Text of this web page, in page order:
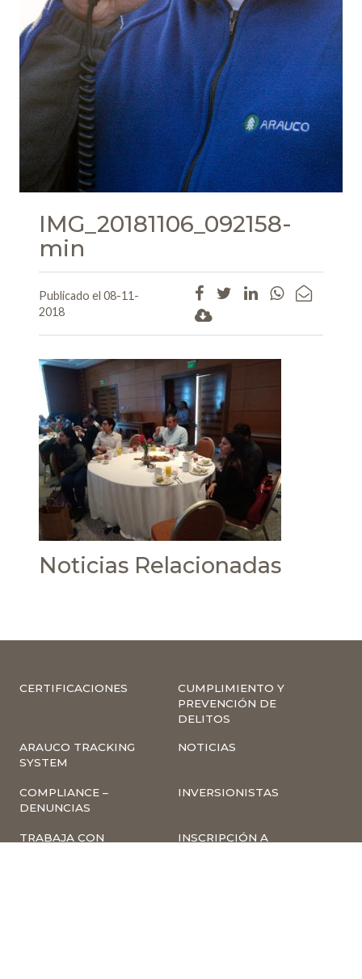
IMG_20181106_092158-
min
Publicado el 08-11-
2018
Noticias Relacionadas
CERTIFICACIONES
CUMPLIMIENTO Y
PREVENCIÓN DE
DELITOS
ARAUCO TRACKING
SYSTEM
NOTICIAS
COMPLIANCE –
DENUNCIAS
INVERSIONISTAS
TRABAJA CON
INSCRIPCIÓN A